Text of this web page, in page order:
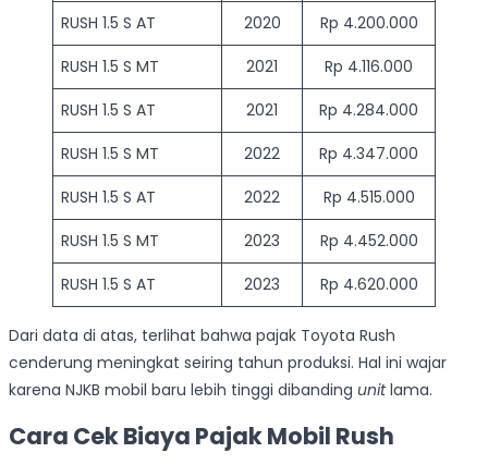
RUSH 1.5 S AT
2020
Rp 4.200.000
RUSH 1.5 S MT
2021
Rp 4.116.000
RUSH 1.5 S AT
2021
Rp 4.284.000
RUSH 1.5 S MT
2022
Rp 4.347.000
RUSH 1.5 S AT
2022
Rp 4.515.000
RUSH 1.5 S MT
2023
Rp 4.452.000
RUSH 1.5 S AT
2023 Rp 4.620.000
Dari data di atas, terlihat bahwa pajak Toyota Rush
cenderung meningkat seiring tahun produksi. Hal ini wajar
karena NJKB mobil baru lebih tinggi dibanding unitlama.
Cara Cek Biaya Pajak Mobil Rush